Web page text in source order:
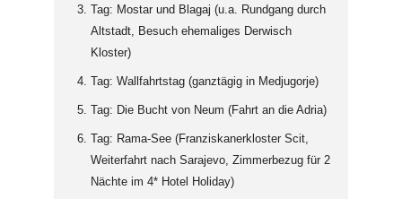
Tag: Mostar und Blagaj (u.a. Rundgang durch
Altstadt, Besuch ehemaliges Derwisch
Kloster)
Tag: Wallfahrtstag (ganztägig in Medjugorje)
Tag: Die Bucht von Neum (Fahrt an die Adria)
Tag: Rama-See (Franziskanerkloster Scit,
Weiterfahrt nach Sarajevo, Zimmerbezug für 2
Nächte im 4* Hotel Holiday)